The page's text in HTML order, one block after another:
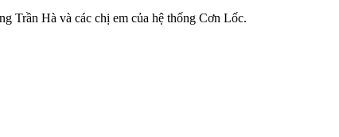
Trần Hà và các chị em của hệ thống Cơn Lốc.